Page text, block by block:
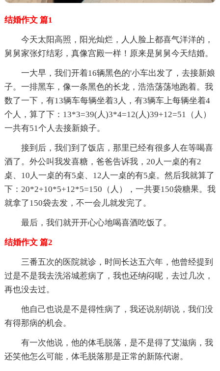
结婚作文 篇1
今天太阳高照，阳光灿烂，人人脸上都喜气洋洋的，
舅舅家张灯结彩，真像宫殿一样！原来是舅舅今天结婚。
一大早，我们开着16辆黑色的'小车出发了，去接新娘
子。一排黑车，像一条黑色的长龙，浩浩荡荡地跑着。我
数了一下，有13辆车每辆坐着3人，有3辆车上每辆坐着4
个人，算了下：13*3=39(人)3*4=12(人)39+12=51（人）
一共有51个人去接新娘子。
接到后，我们到了饭店，那里已经有很多人在等喝喜
酒了。外公叫我发喜糖，爸爸告诉我，20人一桌的有2
桌、10人一桌的有5桌、12人一桌的有5桌。然后我就算了
下：20*2+10*5+12*5=150（人），一共要150袋糖果。我
就拿了150袋去发，不一会儿就发完了。
最后，我们就开开心心地喝喜酒吃饭了。
结婚作文 篇2
三番五次的医院就诊，时间长达五六年，他曾经提到
过是不是我去洗浴城惹病了，我也还纳闷呢，去过几次，
再也没去过。
他自己也说是不是得性病了，我还说别胡说，我们没
有得那病的机会。
有一次他说，他的体毛脱落，是不是得了艾滋病，我
还笑他怎么可能，体毛脱落那是正常的新陈代谢。